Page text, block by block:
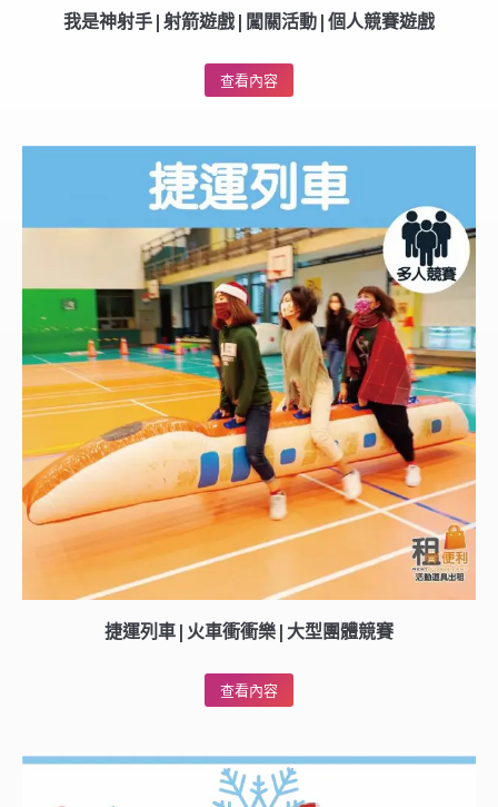
我是神射手|射箭遊戲|闖關活動|個人競賽遊戲
查看內容
捷運列車|火車衝衝樂|大型團體競賽
查看內容